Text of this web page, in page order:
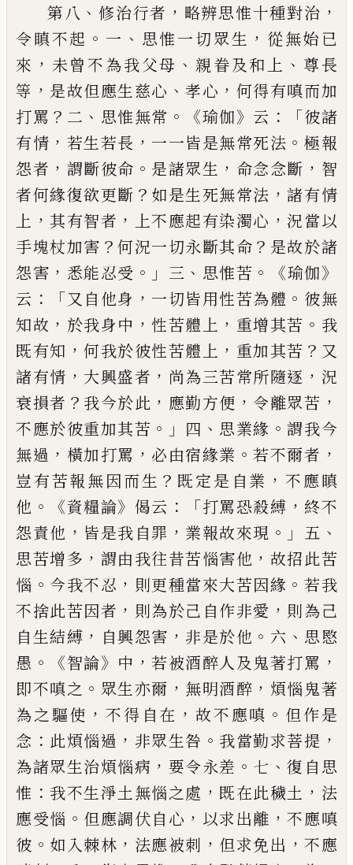
第八 、修治行者 ， 略辨思惟十種對治 ，
令瞋不起 。 一 、 思惟一切眾生 ， 從無始已
來 ， 未曾不為我父母 、 親眷及和 上 、 尊長
等 ， 是故但應生慈心 、孝心 ， 何得有嗔而加
打罵 ？ 二 、 思惟無常 。《瑜伽》 云 ：「彼諸
有情 ， 若生若長 ， 一一皆是無常死法 。極報
怨者 ， 謂斷彼命 。 是諸眾生 ， 命念念斷 ， 智
者何緣復欲更斷 ？ 如是生死無常法 ，諸有情
上 ，其有智者 ， 上不應起有染濁心 ，況當以
手塊杖加害 ？何況一切永斷其命 ？ 是故於諸
怨害 ， 悉能忍受 。」 三 、 思惟苦 。《瑜伽》
云 ：「又自他身 ， 一切皆用性苦為體 。 彼無
知故 ， 於我身中 ， 性苦體上 ， 重增其苦 。 我
既有知 ，何我於彼性苦體上 ， 重加其苦 ？ 又
諸有情 ， 大興盛者 ， 尚為三苦常所隨逐 ， 況
衰損者 ？ 我今於此 ， 應勤方便 ，令離眾苦 ，
不應於彼重加其苦 。」 四 、 思業緣 。謂我今
無過 ， 橫加打罵 ， 必由宿緣業 。若不爾者 ，
豈有苦報無因而生 ？ 既定是自業 ， 不應瞋
他 。《資糧論》 偈云 ：「打罵恐殺縛 ， 終不
怨責他 ， 皆是我自罪 ， 業報故來現 。」 五 、
思苦增多 ， 謂由我往昔苦惱害他 ， 故招此苦
惱 。 今我不忍 ， 則更種當來大苦因緣 。 若我
不捨此苦因者 ， 則為於己自作非愛 ， 則為己
自生結縛 ， 自興怨害 ， 非是於他 。 六 、 思愍
愚 。 《智論》 中 ，若被酒醉人及鬼著打罵 ，
即不嗔之 。 眾生亦爾 ， 無明酒醉 ， 煩惱鬼著
為之驅使 ， 不得自在 ， 故不應嗔 。 但作是
念 ： 此煩惱過 ， 非眾生咎 。 我當勤求菩提 ，
為諸眾生治煩惱病 ， 要令永差 。 七 、復自思
惟 ： 我不生淨土無惱之處 ， 既在此穢土 ， 法
應受惱 。 但應調伏自心 ， 以求出離 ，不應嗔
彼 。 如入棘林 ， 法應被刺 ， 但求免出 ，不應